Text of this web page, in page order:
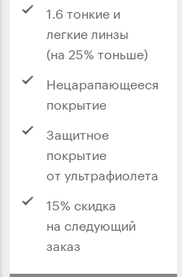
1.6 тонкие и
легкие линзы
(на 25% тоньше)
Нецарапающееся
покрытие
Защитное
покрытие
от ультрафиолета
15% скидка
на следующий
заказ